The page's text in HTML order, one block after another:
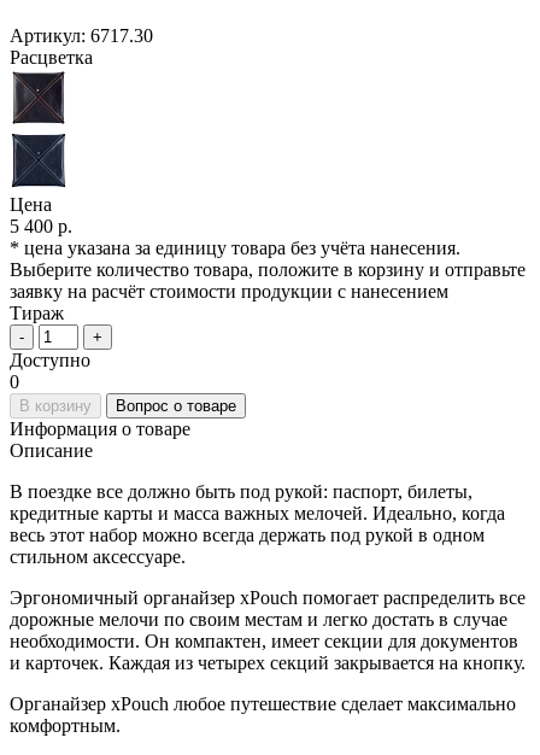
Артикул: 6717.30
Расцветка
Цена
5 400 р.
* цена указана за единицу товара без учёта нанесения.
Выберите количество товара, положите в корзину и отправьте
заявку на расчёт стоимости продукции с нанесением
Тираж
- +
Доступно
0
В корзину Вопрос о товаре
Информация о товаре
Описание
В поездке все должно быть под рукой: паспорт, билеты,
кредитные карты и масса важных мелочей. Идеально, когда
весь этот набор можно всегда держать под рукой в одном
стильном аксессуаре.
Эргономичный органайзер xPouch помогает распределить все
дорожные мелочи по своим местам и легко достать в случае
необходимости. Он компактен, имеет секции для документов
и карточек. Каждая из четырех секций закрывается на кнопку.
Органайзер xPouch любое путешествие сделает максимально
комфортным.